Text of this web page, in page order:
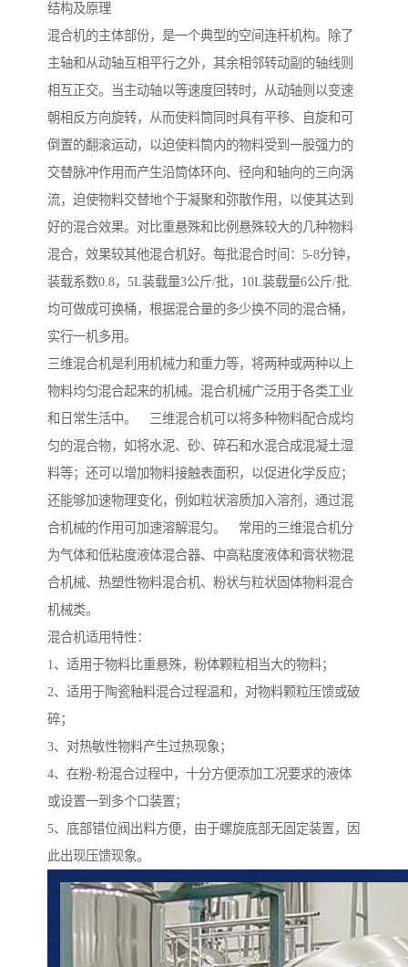
结构及原理
混合机的主体部份，是一个典型的空间连杆机构。除了
主轴和从动轴互相平行之外，其余相邻转动副的轴线则
相互正交。当主动轴以等速度回转时，从动轴则以变速
朝相反方向旋转，从而使料筒同时具有平移、自旋和可
倒置的翻滚运动，以迫使料筒内的物料受到一股强力的
交替脉冲作用而产生沿筒体环向、径向和轴向的三向涡
流，迫使物料交替地个于凝聚和弥散作用，以使其达到
好的混合效果。对比重悬殊和比例悬殊较大的几种物料
混合，效果较其他混合机好。每批混合时间：5-8分钟，
装载系数0.8，5L装载量3公斤/批，10L装载量6公斤/批.
均可做成可换桶，根据混合量的多少换不同的混合桶，
实行一机多用。
三维混合机是利用机械力和重力等，将两种或两种以上
物料均匀混合起来的机械。混合机械广泛用于各类工业
和日常生活中。 三维混合机可以将多种物料配合成均
匀的混合物，如将水泥、砂、碎石和水混合成混凝土湿
料等；还可以增加物料接触表面积，以促进化学反应；
还能够加速物理变化，例如粒状溶质加入溶剂，通过混
合机械的作用可加速溶解混匀。 常用的三维混合机分
为气体和低粘度液体混合器、中高粘度液体和膏状物混
合机械、热塑性物料混合机、粉状与粒状固体物料混合
机械类。
混合机适用特性：
1、适用于物料比重悬殊，粉体颗粒相当大的物料；
2、适用于陶瓷釉料混合过程温和，对物料颗粒压馈或破
碎；
3、对热敏性物料产生过热现象；
4、在粉-粉混合过程中，十分方便添加工况要求的液体
或设置一到多个口装置；
5、底部错位阀出料方便，由于螺旋底部无固定装置，因
此出现压馈现象。